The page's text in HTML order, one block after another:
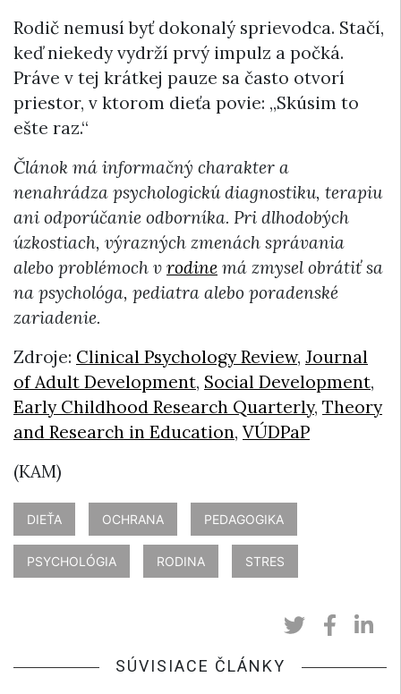
Rodič nemusí byť dokonalý sprievodca. Stačí,
keď niekedy vydrží prvý impulz a počká.
Práve v tej krátkej pauze sa často otvorí
priestor, v ktorom dieťa povie: „Skúsim to
ešte raz.“
Článok má informačný charakter a
nenahrádza psychologickú diagnostiku, terapiu
ani odporúčanie odborníka. Pri dlhodobých
úzkostiach, výrazných zmenách správania
alebo problémoch v rodine má zmysel obrátiť sa
na psychológa, pediatra alebo poradenské
zariadenie.
Zdroje: Clinical Psychology Review, Journal
of Adult Development, Social Development,
Early Childhood Research Quarterly, Theory
and Research in Education, VÚDPaP
(KAM)
DIEŤA OCHRANA PEDAGOGIKA
PSYCHOLÓGIA RODINA STRES
SÚVISIACE ČLÁNKY